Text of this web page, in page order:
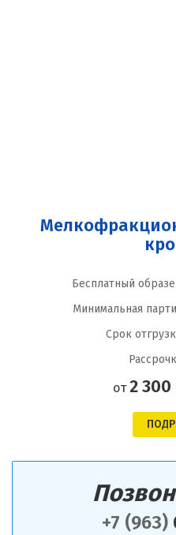
Бесплатный
Минимальная
Срок
от2 300
+7 (963)